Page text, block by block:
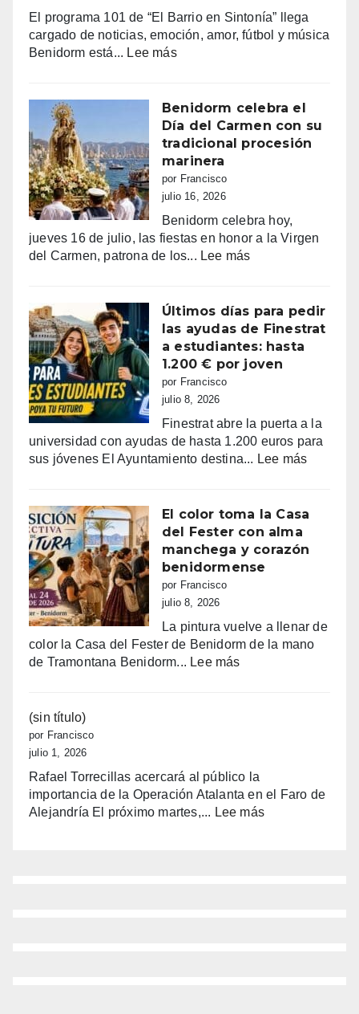
siguen
haciendo
El programa 101 de “El Barrio en Sintonía” llega
cargado de noticias, emoción, amor, fútbol y música
Benidorm está... Lee más:
la
euforia
y
la
alarma:
comercios
guerra
de
sombrillas
España
campeona
Benidorm celebra el
Día del Carmen con su
tradicional procesión
marinera
por Francisco
julio 16, 2026
Benidorm celebra hoy,
jueves 16 de julio, las fiestas en honor a la Virgen
del Carmen, patrona de los... Lee más:
el
Día
del
Carmen
procesión
marinera
Últimos días para pedir
las ayudas de Finestrat
a estudiantes: hasta
1.200 € por joven
por Francisco
julio 8, 2026
Finestrat abre la puerta a la
universidad con ayudas de hasta 1.200 euros para
sus jóvenes El Ayuntamiento destina... Lee más:
para
las
hasta
El color toma la Casa
del Fester con alma
manchega y corazón
benidormense
por Francisco
julio 8, 2026
La pintura vuelve a llenar de
color la Casa del Fester de Benidorm de la mano
de Tramontana Benidorm... Lee más:
Fester
con
alma
(sin título)
por Francisco
julio 1, 2026
Rafael Torrecillas acercará al público la
importancia de la Operación Atalanta en el Faro de
Alejandría El próximo martes,... Lee más: